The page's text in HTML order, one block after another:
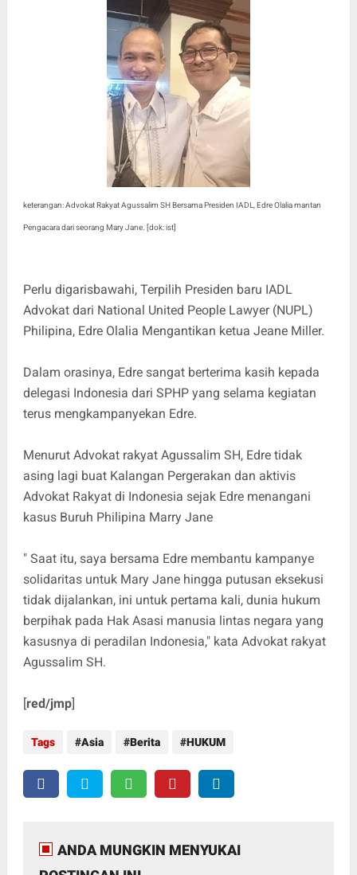
keterangan: Advokat Rakyat Agussalim SH Bersama Presiden IADL, Edre Olalia mantan
Pengacara dari seorang Mary Jane. [dok: ist]
Perlu digarisbawahi, Terpilih Presiden baru IADL
Advokat dari National United People Lawyer (NUPL)
Philipina, Edre Olalia Mengantikan ketua Jeane Miller.
Dalam orasinya, Edre sangat berterima kasih kepada
delegasi Indonesia dari SPHP yang selama kegiatan
terus mengkampanyekan Edre.
Menurut Advokat rakyat Agussalim SH, Edre tidak
asing lagi buat Kalangan Pergerakan dan aktivis
Advokat Rakyat di Indonesia sejak Edre menangani
kasus Buruh Philipina Marry Jane
" Saat itu, saya bersama Edre membantu kampanye
solidaritas untuk Mary Jane hingga putusan eksekusi
tidak dijalankan, ini untuk pertama kali, dunia hukum
berpihak pada Hak Asasi manusia lintas negara yang
kasusnya di peradilan Indonesia," kata Advokat rakyat
Agussalim SH.
[red/jmp]
Tags Asia Berita HUKUM
ANDA MUNGKIN MENYUKAI